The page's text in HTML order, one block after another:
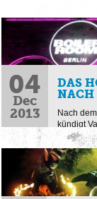
04
Dec
2013
DAS
NACH
Nach
kündigt
Während